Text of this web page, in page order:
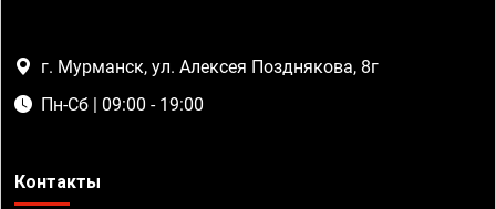
г. Мурманск, ул. Алексея Позднякова, 8г
Пн-Сб | 09:00 - 19:00
Контакты